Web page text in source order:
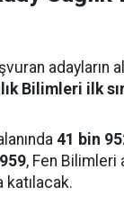
adayların
Bilimleri ilk
41 bin
, Fen Bilimleri
katılacak.